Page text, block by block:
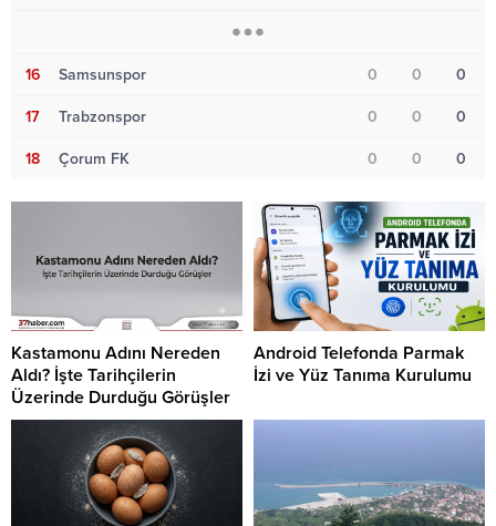
16 Samsunspor 0 0 0
17 Trabzonspor 0 0 0
18 Çorum FK 0 0 0
Kastamonu Adını Nereden
Aldı? İşte Tarihçilerin
Üzerinde Durduğu Görüşler
Android Telefonda Parmak
İzi ve Yüz Tanıma Kurulumu